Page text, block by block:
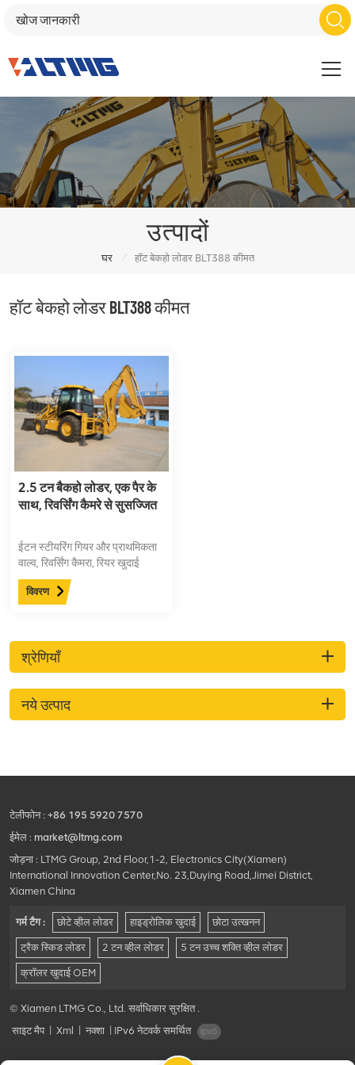
उत्पादों
घर / हॉट बेकहो लोडर BLT388 कीमत
हॉट बेकहो लोडर BLT388 कीमत
2.5 टन बैकहो लोडर, एक पैर के
साथ, रिवर्सिंग कैमरे से सुसज्जित
ईटन स्टीयरिंग गियर और प्राथमिकता
वाल्व, रिवर्सिंग कैमरा, रियर खुदाई
हथौड़ा लाइन, ए-लेग्ड मानक के रूप में
सुसज्जित एक पैर के साथ 2.5 टन
विवरण
श्रेणियाँ
नये उत्पाद
टेलीफोन : +86 195 5920 7570
ईमेल : market@ltmg.com
जोड़ना : LTMG Group, 2nd Floor,1-2, Electronics City(Xiamen)
International Innovation Center,No. 23,Duying Road,Jimei District,
Xiamen China
गर्म टैग : छोटे व्हील लोडर हाइड्रोलिक खुदाई छोटा उत्खनन
ट्रैक स्किड लोडर 2 टन व्हील लोडर 5 टन उच्च शक्ति व्हील लोडर
क्रॉलर खुदाई OEM
© Xiamen LTMG Co., Ltd. सर्वाधिकार सुरक्षित .
साइट मैप
Xml नक्शा IPv6 नेटवर्क समर्थित